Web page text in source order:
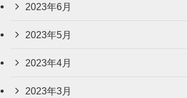
2023年6月
2023年5月
2023年4月
2023年3月